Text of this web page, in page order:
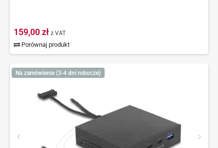
159,00 zł z VAT
Porównaj produkt
Na zamówienie (3-4 dni robocze)